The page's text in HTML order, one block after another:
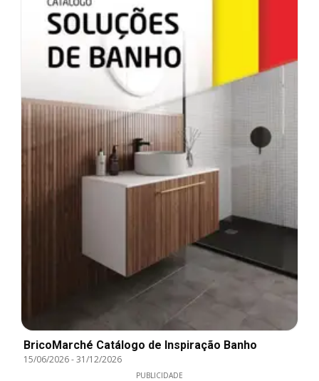
BricoMarché Catálogo de Inspiração Banho
15/06/2026-31/12/2026
PUBLICIDADE